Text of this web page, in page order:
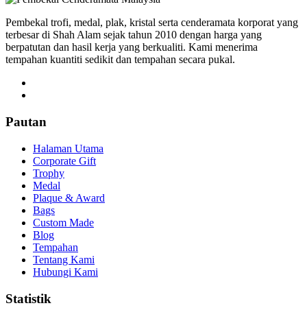
Pembekal trofi, medal, plak, kristal serta cenderamata korporat yang
terbesar di Shah Alam sejak tahun 2010 dengan harga yang
berpatutan dan hasil kerja yang berkualiti. Kami menerima
tempahan kuantiti sedikit dan tempahan secara pukal.
Pautan
Halaman Utama
Corporate Gift
Trophy
Medal
Plaque & Award
Bags
Custom Made
Blog
Tempahan
Tentang Kami
Hubungi Kami
Statistik